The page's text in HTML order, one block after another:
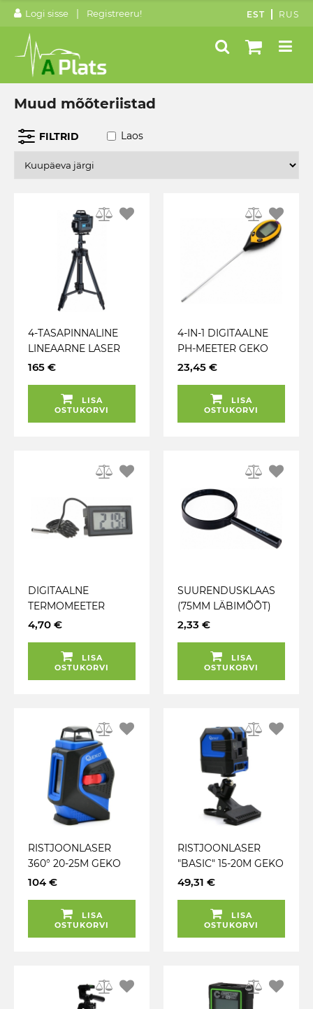
Logi sisse | Registreeru! EST RUS
Muud mõõteriistad
FILTRID Laos
4-TASAPINNALINE
LINEAARNE LASER
360° 40M+TRIPOD
165 €
LISA
OSTUKORVI
4-IN-1 DIGITAALNE
PH-MEETER GEKO
23,45 €
LISA
OSTUKORVI
DIGITAALNE
TERMOMEETER
MUST GEKO
4,70 €
LISA
OSTUKORVI
SUURENDUSKLAAS
(75MM LÄBIMÕÕT)
3X GEKO
2,33 €
LISA
OSTUKORVI
RISTJOONLASER
360° 20-25M GEKO
104 €
LISA
OSTUKORVI
RISTJOONLASER
"BASIC" 15-20M GEKO
49,31 €
LISA
OSTUKORVI